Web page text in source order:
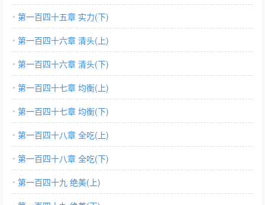
第一百四十五章 实力(下)
第一百四十六章 清头(上)
第一百四十六章 清头(下)
第一百四十七章 均衡(上)
第一百四十七章 均衡(下)
第一百四十八章 全吃(上)
第一百四十八章 全吃(下)
第一百四十九 绝美(上)